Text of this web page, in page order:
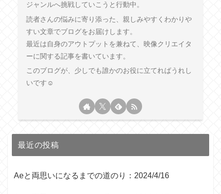
ジャンルへ挑戦していこうと行動中。
読者さんの悩みに寄り添った、親しみやすくわかりや
すい文章でブログをお届けします。
最近は自身のアウトプットを兼ねて、映像クリエイタ
ーに関する記事を書いています。
このブログが、少しでも誰かのお役に立てればうれし
いです☺︎
最近の投稿
Aeと両思いになるまでの道のり：2024/4/16